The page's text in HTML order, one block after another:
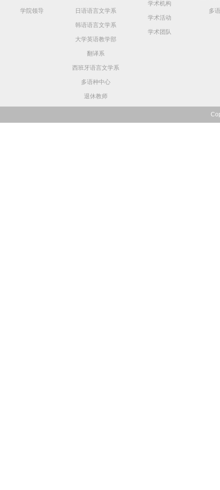
学院领导 日语语言文学系
韩语语言文学系
大学英语教学部
翻译系
西班牙语言文学系
多语种中心
退休教师
学术机构
学术活动
学术团队
多